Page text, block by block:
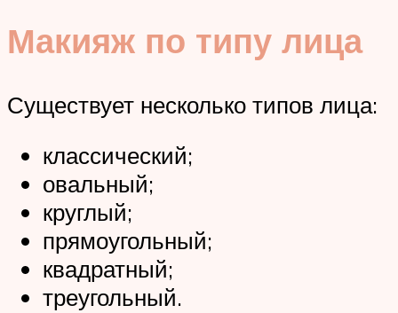
Макияж по типу лица
Существует несколько типов лица:
классический;
овальный;
круглый;
прямоугольный;
квадратный;
треугольный.